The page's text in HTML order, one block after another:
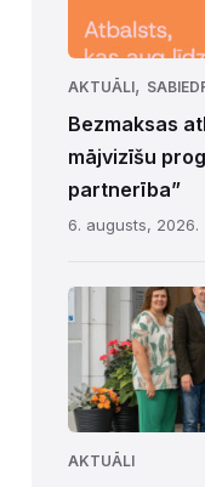
AKTUĀLI,
Bezmaksas
mājvizīšu
partnerība”
6. augusts, 2026.
AKTUĀLI